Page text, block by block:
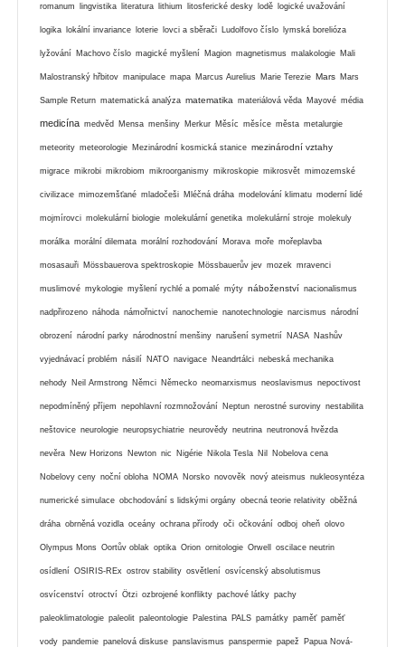
romanum lingvistika literatura lithium litosferické desky lodě logické uvažování
logika lokální invariance loterie lovci a sběrači Ludolfovo číslo lymská borelióza
lyžování Machovo číslo magické myšlení Magion magnetismus malakologie Mali
Malostranský hřbitov manipulace mapa Marcus Aurelius Marie Terezie Mars Mars
Sample Return matematická analýza matematika materiálová věda Mayové média
medicína medvěd Mensa menšiny Merkur Měsíc měsíce města metalurgie
meteority meteorologie Mezinárodní kosmická stanice mezinárodní vztahy
migrace mikrobi mikrobiom mikroorganismy mikroskopie mikrosvět mimozemské
civilizace mimozemšťané mladočeši Mléčná dráha modelování klimatu moderní lidé
mojmírovci molekulární biologie molekulární genetika molekulární stroje molekuly
morálka morální dilemata morální rozhodování Morava moře mořeplavba
mosasauři Mössbauerova spektroskopie Mössbauerův jev mozek mravenci
muslimové mykologie myšlení rychlé a pomalé mýty náboženství nacionalismus
nadpřirozeno náhoda námořnictví nanochemie nanotechnologie narcismus národní
obrození národní parky národnostní menšiny narušení symetrií NASA Nashův
vyjednávací problém násilí NATO navigace Neandrtálci nebeská mechanika
nehody Neil Armstrong Němci Německo neomarxismus neoslavismus nepoctivost
nepodmíněný příjem nepohlavní rozmnožování Neptun nerostné suroviny nestabilita
neštovice neurologie neuropsychiatrie neurovědy neutrina neutronová hvězda
nevěra New Horizons Newton nic Nigérie Nikola Tesla Nil Nobelova cena
Nobelovy ceny noční obloha NOMA Norsko novověk nový ateismus nukleosyntéza
numerické simulace obchodování s lidskými orgány obecná teorie relativity oběžná
dráha obrněná vozidla oceány ochrana přírody oči očkování odboj oheň olovo
Olympus Mons Oortův oblak optika Orion ornitologie Orwell oscilace neutrin
osídlení OSIRIS-REx ostrov stability osvětlení osvícenský absolutismus
osvícenství otroctví Ötzi ozbrojené konflikty pachové látky pachy
paleoklimatologie paleolit paleontologie Palestina PALS památky paměť paměť
vody pandemie panelová diskuse panslavismus panspermie papež Papua Nová-